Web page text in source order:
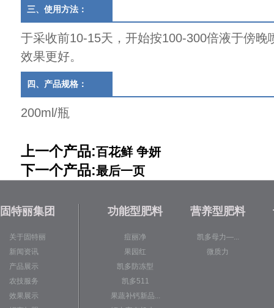
三、使用方法：
于采收前10-15天，开始按100-300倍液于傍晚
效果更好。
四、产品规格：
200ml/瓶
上一个产品:百花鲜 争妍
下一个产品:最后一页
固特丽集团
关于固特丽
新闻资讯
产品展示
农技服务
效果展示
功能型肥料
痘丽净
果园红
凯多防冻型
凯多511
果蔬补钙新品...
营养型肥料
凯多母力—...
微质力